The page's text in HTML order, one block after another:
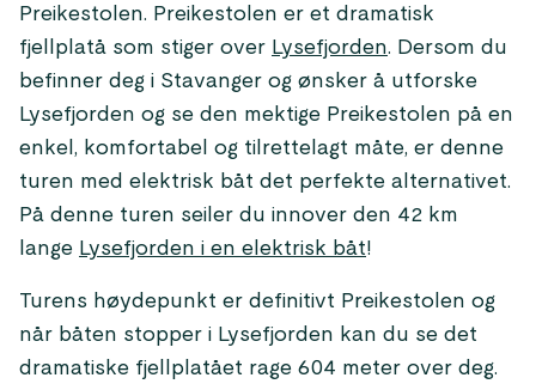
Preikestolen. Preikestolen er et dramatisk
fjellplatå som stiger over Lysefjorden. Dersom du
befinner deg i Stavanger og ønsker å utforske
Lysefjorden og se den mektige Preikestolen på en
enkel, komfortabel og tilrettelagt måte, er denne
turen med elektrisk båt det perfekte alternativet.
På denne turen seiler du innover den 42 km
lange Lysefjorden i en elektrisk båt!
Turens høydepunkt er definitivt Preikestolen og
når båten stopper i Lysefjorden kan du se det
dramatiske fjellplatået rage 604 meter over deg.